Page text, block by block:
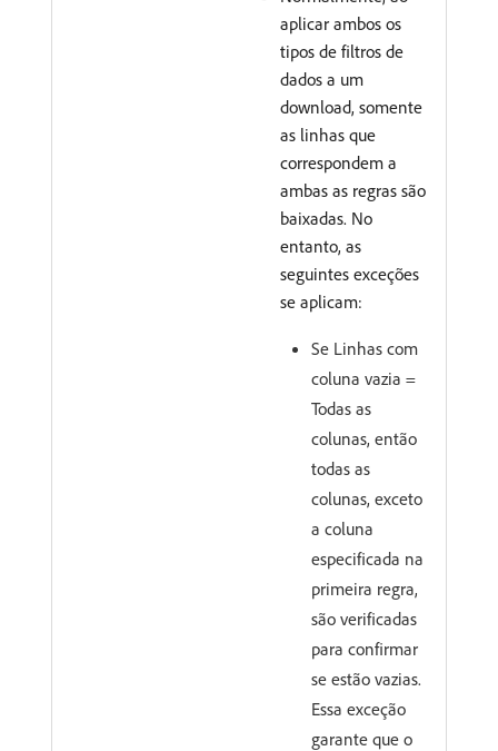
aplicar ambos os
tipos de filtros de
dados a um
download, somente
as linhas que
correspondem a
ambas as regras são
baixadas. No
entanto, as
seguintes exceções
se aplicam:
Se Linhas com
coluna vazia =
Todas as
colunas, então
todas as
colunas, exceto
a coluna
especificada na
primeira regra,
são verificadas
para confirmar
se estão vazias.
Essa exceção
garante que o